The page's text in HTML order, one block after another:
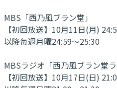
MBS「西乃風ブラン堂」
【初回放送】10月11日(月)
以降毎週月曜24:59～25:30
MBSラジオ「西乃風ブラン堂ラ
【初回放送】10月17日(日)